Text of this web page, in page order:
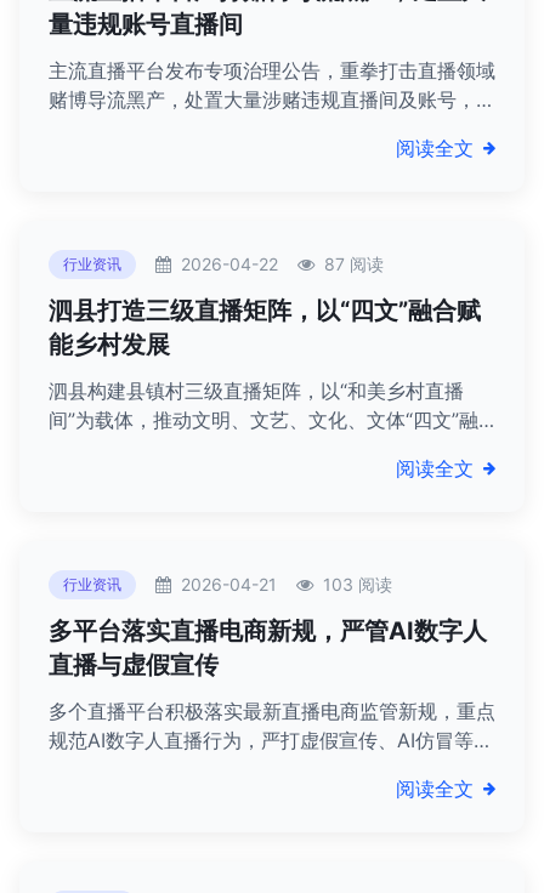
量违规账号直播间
主流直播平台发布专项治理公告，重拳打击直播领域
赌博导流黑产，处置大量涉赌违规直播间及账号，协
阅读全文
行业资讯 2026-04-22 87 阅读
泗县打造三级直播矩阵，以“四文”融合赋
能乡村发展
泗县构建县镇村三级直播矩阵，以“和美乡村直播
间”为载体，推动文明、文艺、文化、文体“四文”融
阅读全文
行业资讯 2026-04-21 103 阅读
多平台落实直播电商新规，严管AI数字人
直播与虚假宣传
多个直播平台积极落实最新直播电商监管新规，重点
规范AI数字人直播行为，严打虚假宣传、AI仿冒等违
阅读全文